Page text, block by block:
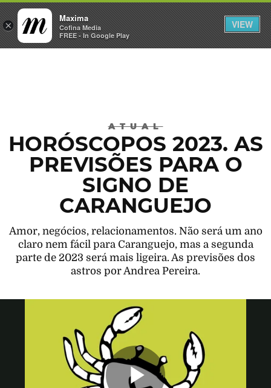
×
Maxima
Cofina Media
FREE - In Google Play
VIEW
INICIAR SESSÃO
ATUAL
HORÓSCOPOS 2023. AS
PREVISÕES PARA O
SIGNO DE
CARANGUEJO
Amor, negócios, relacionamentos. Não será um ano
claro nem fácil para Caranguejo, mas a segunda
parte de 2023 será mais ligeira. As previsões dos
astros por Andrea Pereira.